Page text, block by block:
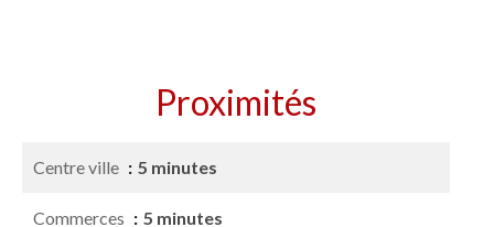
Proximités
Centre ville 5 minutes
Commerces 5 minutes